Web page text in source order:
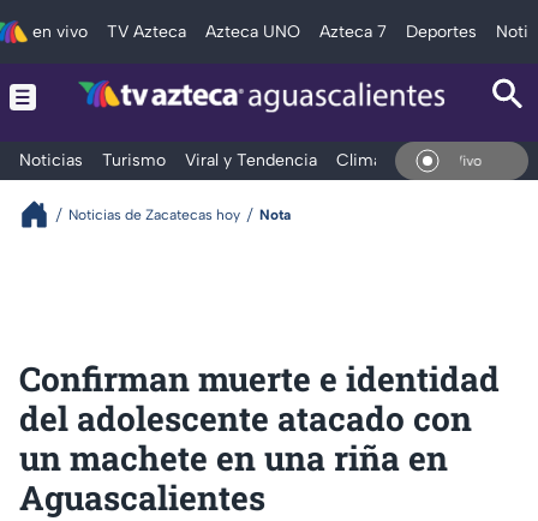
en vivo TV Azteca Azteca UNO Azteca 7 Deportes
Noticias Turismo Viral y Tendencia Clima Deportes
En Vivo
Noticias de Zacatecas hoy Nota
Confirman muerte e identidad
del adolescente atacado con
un machete en una riña en
Aguascalientes